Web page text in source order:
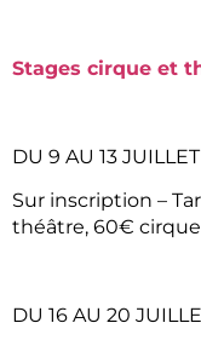
Stages cirque et
DU 9 AU 13
Sur inscription –
théâtre, 60€
DU 16 AU 20